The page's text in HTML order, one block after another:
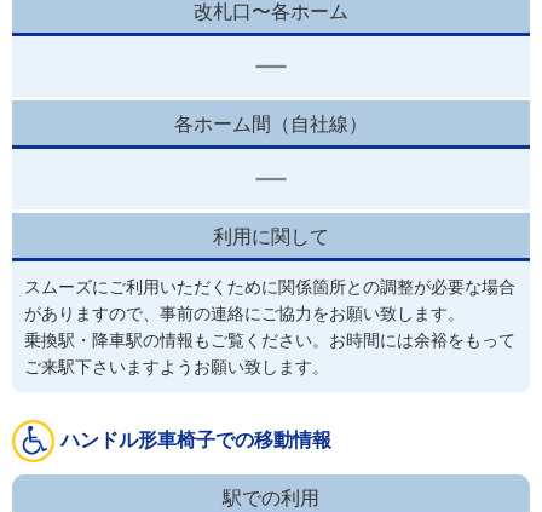
改札口〜各ホーム
各ホーム間（自社線）
利用に関して
スムーズにご利用いただくために関係箇所との調整が必要な場合
がありますので、事前の連絡にご協力をお願い致します。
乗換駅・降車駅の情報もご覧ください。お時間には余裕をもって
ご来駅下さいますようお願い致します。
ハンドル形車椅子での移動情報
駅での利用